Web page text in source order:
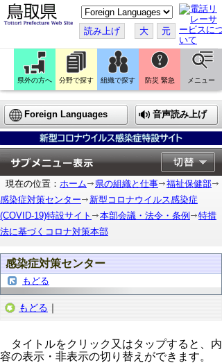
こ
の
ペ
ー
ジ
翻
訳
す
る
読み上げ 大 元
県外の方へ 分野で探す 組織で探す 防災 緊急 メニュー
Foreign Languages 音声読み上げ
現在の位置： ホーム 県の組織と仕事
福祉保健部
感染症対策センター
新型コロナウイルス感染症
(COVID-19)特設サイト
本部会議・法令・条例
特措
法に基づくコロナ対策本部
感染症対策センター
もどる
もどる ｜
タイトルをクリック又はタップすると、内
容の表示・非表示の切り替えができます。